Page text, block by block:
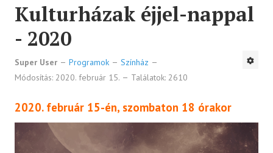
Kulturházak éjjel-nappal
- 2020
Super User Programok
Színház
Módosítás: 2020. február 15.
Találatok: 2610
2020. február 15-én, szombaton 18 órakor